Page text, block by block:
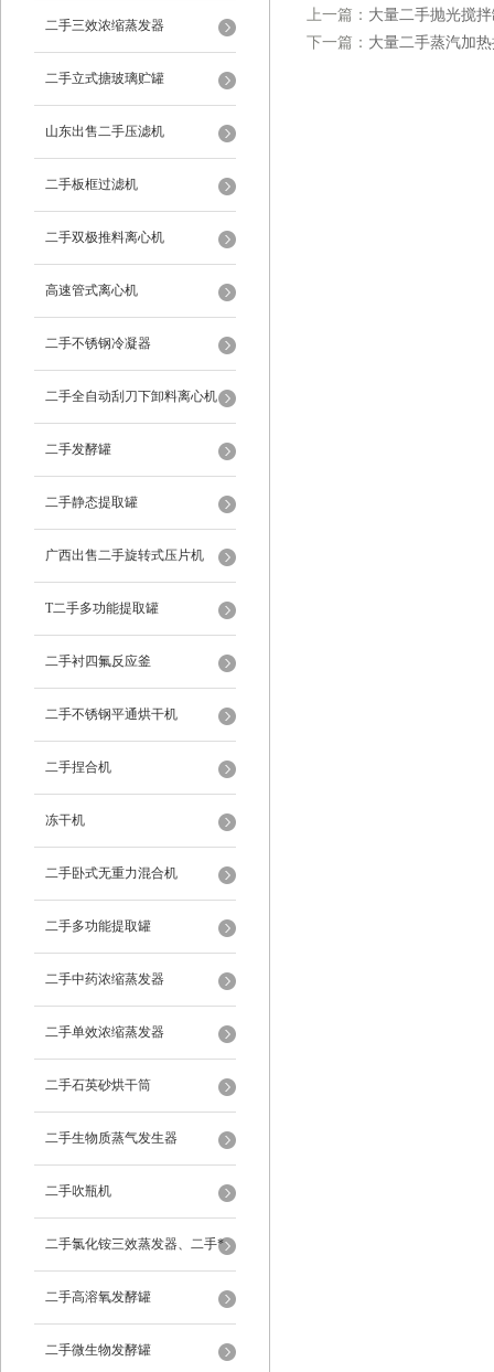
二手三效浓缩蒸发器
二手立式搪玻璃贮罐
山东出售二手压滤机
二手板框过滤机
二手双极推料离心机
高速管式离心机
二手不锈钢冷凝器
二手全自动刮刀下卸料离心机
二手发酵罐
二手静态提取罐
广西出售二手旋转式压片机
T二手多功能提取罐
二手衬四氟反应釜
二手不锈钢平通烘干机
二手捏合机
冻干机
二手卧式无重力混合机
二手多功能提取罐
二手中药浓缩蒸发器
二手单效浓缩蒸发器
二手石英砂烘干筒
二手生物质蒸气发生器
二手吹瓶机
二手氯化铵三效蒸发器、二手*
蒸发器
二手高溶氧发酵罐
二手微生物发酵罐
上一篇： 大量二手抛光搅
下一篇： 大量二手蒸汽加